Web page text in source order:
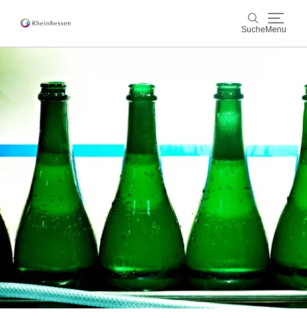
Suche Menu
Wein & Genuss
Aktiv & Natur
Kultur & Städte
Veranstaltungen
Buchung & Service
Rheinhessen-Blog Karte